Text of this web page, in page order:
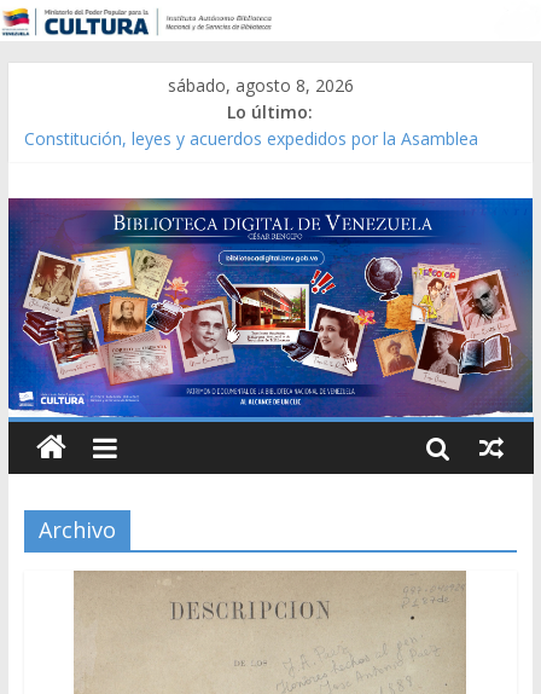
sábado, agosto 8, 2026
Lo último:
Constitución, leyes y acuerdos expedidos por la Asamblea
Modesta Bor Sánchez [material gráfico]
Gaceta Oficial de la República de Venezuela año CXXXIII Mes V,
Caracas 09 de marzo de 2006 N° 38.394
Catálogo temático de obras de Modesta Bor
Archivo